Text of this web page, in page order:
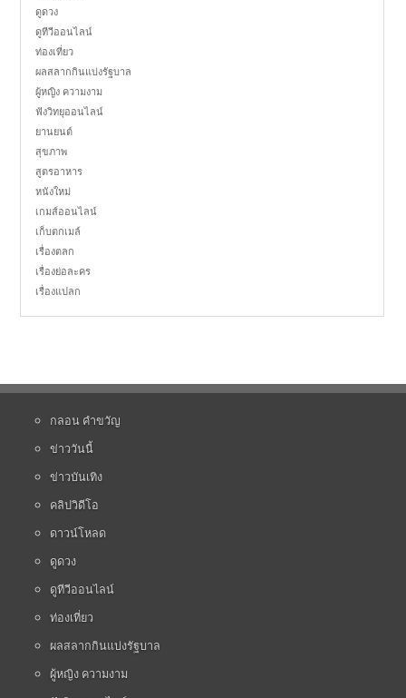
ดูดวง
ดูทีวีออนไลน์
ท่องเที่ยว
ผลสลากกินแบ่งรัฐบาล
ผู้หญิง ความงาม
ฟังวิทยุออนไลน์
ยานยนต์
สุขภาพ
สูตรอาหาร
หนังใหม่
เกมส์ออนไลน์
เก็บตกเมล์
เรื่องตลก
เรื่องย่อละคร
เรื่องแปลก
กลอน คำขวัญ
ข่าววันนี้
ข่าวบันเทิง
คลิปวิดีโอ
ดาวน์โหลด
ดูดวง
ดูทีวีออนไลน์
ท่องเที่ยว
ผลสลากกินแบ่งรัฐบาล
ผู้หญิง ความงาม